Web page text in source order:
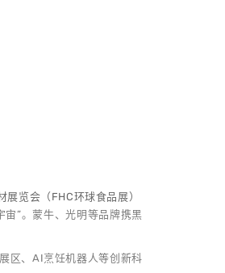
”。蒙牛、光明等品牌携黑
区、AI烹饪机器人等创新科